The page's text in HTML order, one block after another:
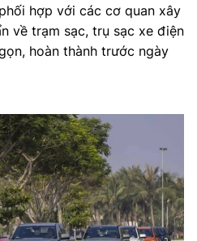
hợp với các cơ quan xây
về trạm sạc, trụ sạc xe điện
hoàn thành trước ngày